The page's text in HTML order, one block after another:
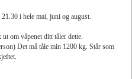
i hele mai, juni og august.
om våpenet ditt tåler dette.
Det må tåle min 1200 kg. Står som